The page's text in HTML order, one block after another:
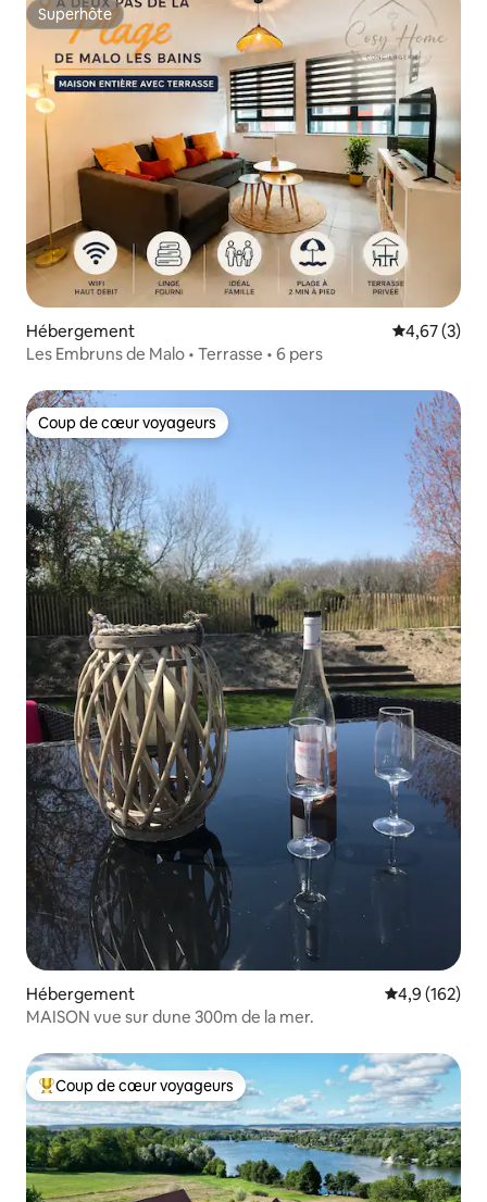
Superhôte
Superhôte
Hébergement Évaluation
4,67 (3)
Les Embruns de Malo • Terrasse • 6 pers
Coup de cœur voyageurs
Coup de cœur voyageurs
Hébergement Évaluation
4,9 (162)
MAISON vue sur dune 300m de la mer.
Coups de cœur voyageurs les plus appréciés
Coup de cœur voyageurs